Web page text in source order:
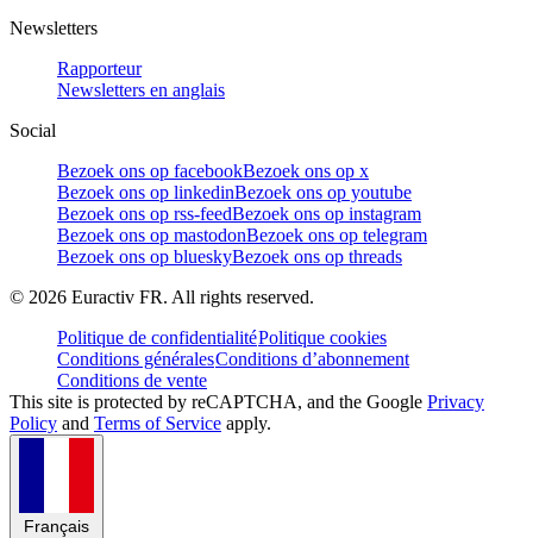
Newsletters
Rapporteur
Newsletters en anglais
Social
Bezoek ons op facebookBezoek ons op x
Bezoek ons op linkedinBezoek ons op youtube
Bezoek ons op rss-feedBezoek ons op instagram
Bezoek ons op mastodonBezoek ons op telegram
Bezoek ons op blueskyBezoek ons op threads
© 2026 Euractiv FR. All rights reserved.
Politique de confidentialitéPolitique cookies
Conditions généralesConditions d’abonnement
Conditions de vente
This site is protected by reCAPTCHA, and the Google Privacy
Policy and Terms of Service apply.
Français